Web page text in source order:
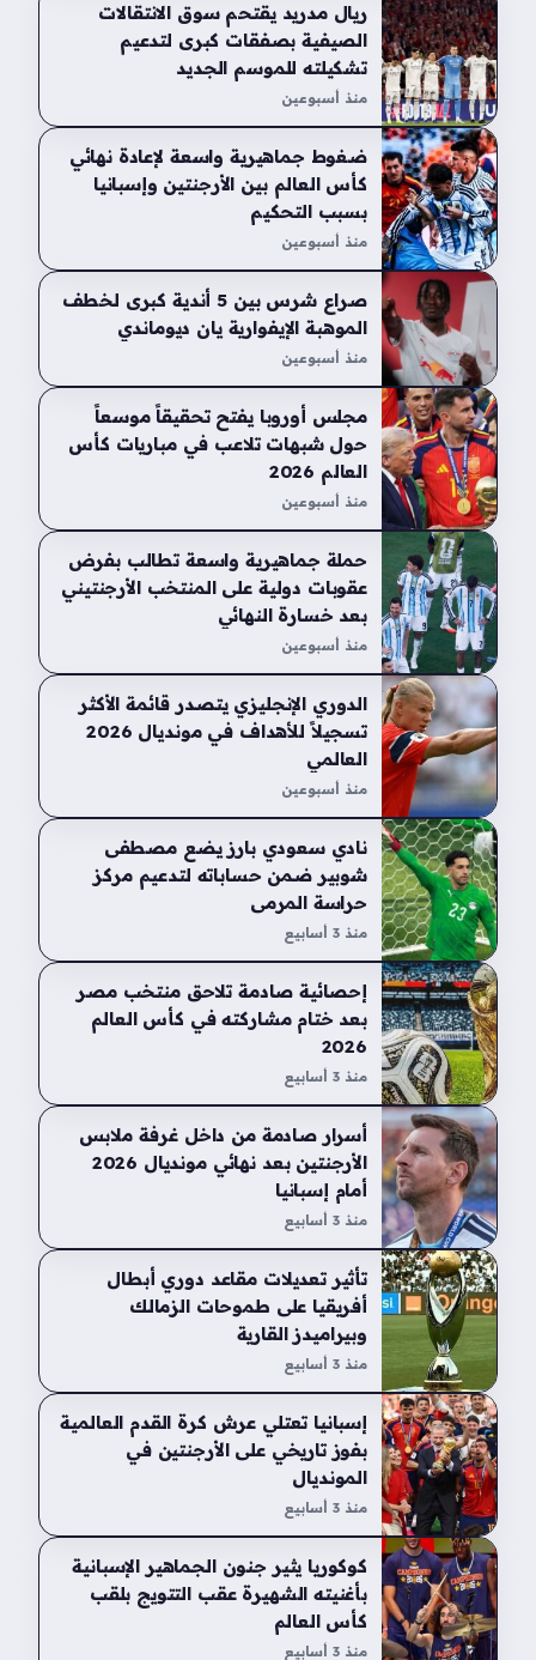
ريال مدريد يقتحم سوق الانتقالات
الصيفية بصفقات كبرى لتدعيم
تشكيلته للموسم الجديد
منذ أسبوعين
ضغوط جماهيرية واسعة لإعادة نهائي
كأس العالم بين الأرجنتين وإسبانيا
بسبب التحكيم
منذ أسبوعين
صراع شرس بين 5 أندية كبرى لخطف
الموهبة الإيفوارية يان ديوماندي
منذ أسبوعين
مجلس أوروبا يفتح تحقيقاً موسعاً
حول شبهات تلاعب في مباريات كأس
العالم 2026
منذ أسبوعين
حملة جماهيرية واسعة تطالب بفرض
عقوبات دولية على المنتخب الأرجنتيني
بعد خسارة النهائي
منذ أسبوعين
الدوري الإنجليزي يتصدر قائمة الأكثر
تسجيلاً للأهداف في مونديال 2026
العالمي
منذ أسبوعين
نادي سعودي بارز يضع مصطفى
شوبير ضمن حساباته لتدعيم مركز
حراسة المرمى
منذ 3 أسابيع
إحصائية صادمة تلاحق منتخب مصر
بعد ختام مشاركته في كأس العالم
2026
منذ 3 أسابيع
أسرار صادمة من داخل غرفة ملابس
الأرجنتين بعد نهائي مونديال 2026
أمام إسبانيا
منذ 3 أسابيع
تأثير تعديلات مقاعد دوري أبطال
أفريقيا على طموحات الزمالك
وبيراميدز القارية
منذ 3 أسابيع
إسبانيا تعتلي عرش كرة القدم العالمية
بفوز تاريخي على الأرجنتين في
المونديال
منذ 3 أسابيع
كوكوريا يثير جنون الجماهير الإسبانية
بأغنيته الشهيرة عقب التتويج بلقب
كأس العالم
منذ 3 أسابيع